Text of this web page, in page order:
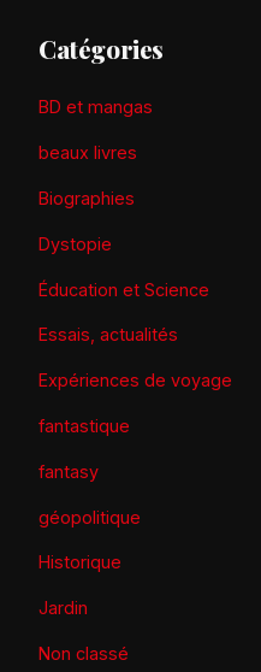
Catégories
BD et mangas
beaux livres
Biographies
Dystopie
Éducation et Science
Essais, actualités
Expériences de voyage
fantastique
fantasy
géopolitique
Historique
Jardin
Non classé